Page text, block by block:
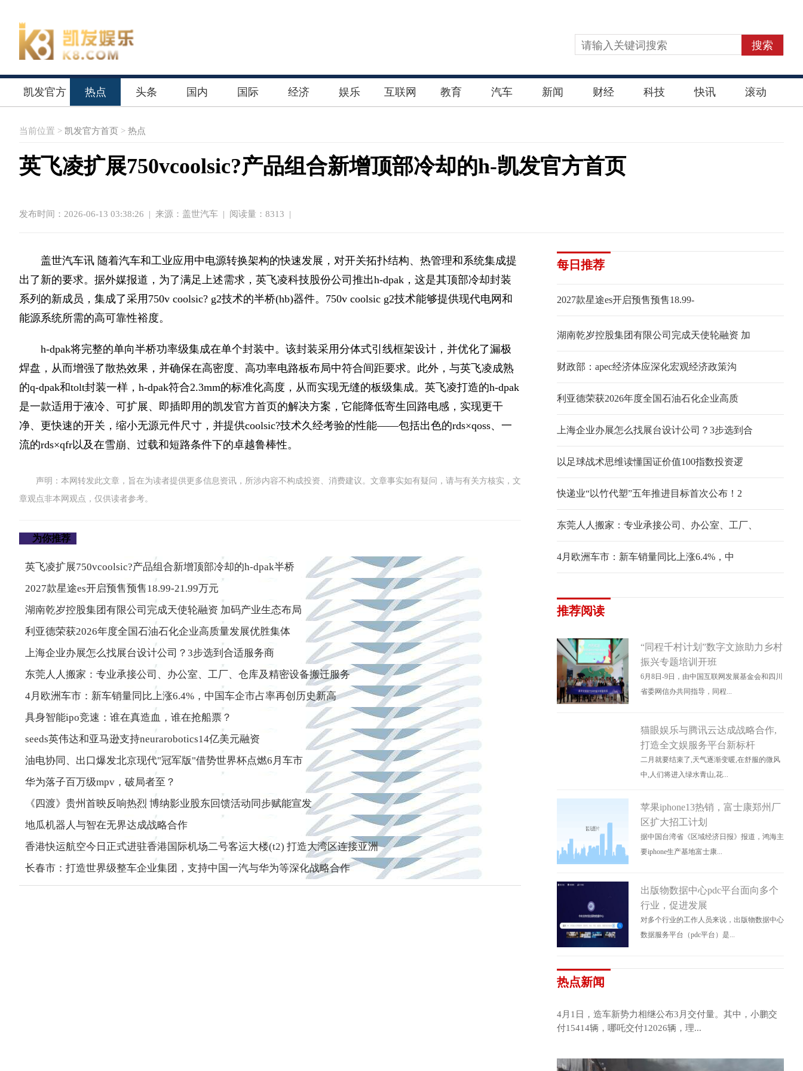
搜索
凯发官方 热点 头条 国内 国际 经济 娱乐 互联网 教育 汽车 新闻 财经 科技 快讯 滚动
当前位置 > 凯发官方首页 > 热点
英飞凌扩展750vcoolsic?产品组合新增顶部冷却的h-凯发官方首页
发布时间：2026-06-13 03:38:26 | 来源：盖世汽车 | 阅读量：8313 |
盖世汽车讯 随着汽车和工业应用中电源转换架构的快速发展，对开关拓扑结构、热管理和系统集成提
出了新的要求。据外媒报道，为了满足上述需求，英飞凌科技股份公司推出h-dpak，这是其顶部冷却封装
系列的新成员，集成了采用750v coolsic? g2技术的半桥(hb)器件。750v coolsic g2技术能够提供现代电网和
能源系统所需的高可靠性裕度。
h-dpak将完整的单向半桥功率级集成在单个封装中。该封装采用分体式引线框架设计，并优化了漏极
焊盘，从而增强了散热效果，并确保在高密度、高功率电路板布局中符合间距要求。此外，与英飞凌成熟
的q-dpak和tolt封装一样，h-dpak符合2.3mm的标准化高度，从而实现无缝的板级集成。英飞凌打造的h-dpak
是一款适用于液冷、可扩展、即插即用的凯发官方首页的解决方案，它能降低寄生回路电感，实现更干
净、更快速的开关，缩小无源元件尺寸，并提供coolsic?技术久经考验的性能——包括出色的rds×qoss、一
流的rds×qfr以及在雪崩、过载和短路条件下的卓越鲁棒性。
声明：本网转发此文章，旨在为读者提供更多信息资讯，所涉内容不构成投资、消费建议。文章事实如有疑问，请与有关方核实，文
章观点非本网观点，仅供读者参考。
为你推荐
英飞凌扩展750vcoolsic?产品组合新增顶部冷却的h-dpak半桥
2027款星途es开启预售预售18.99-21.99万元
湖南乾岁控股集团有限公司完成天使轮融资 加码产业生态布局
利亚德荣获2026年度全国石油石化企业高质量发展优胜集体
上海企业办展怎么找展台设计公司？3步选到合适服务商
东莞人人搬家：专业承接公司、办公室、工厂、仓库及精密设备搬迁服务
4月欧洲车市：新车销量同比上涨6.4%，中国车企市占率再创历史新高
具身智能ipo竞速：谁在真造血，谁在抢船票？
seeds英伟达和亚马逊支持neurarobotics14亿美元融资
油电协同、出口爆发北京现代"冠军版"借势世界杯点燃6月车市
华为落子百万级mpv，破局者至？
《四渡》贵州首映反响热烈 博纳影业股东回馈活动同步赋能宣发
地瓜机器人与智在无界达成战略合作
香港快运航空今日正式进驻香港国际机场二号客运大楼(t2) 打造大湾区连接亚洲
长春市：打造世界级整车企业集团，支持中国一汽与华为等深化战略合作
每日推荐
2027款星途es开启预售预售18.99-
湖南乾岁控股集团有限公司完成天使轮融资 加
财政部：apec经济体应深化宏观经济政策沟
利亚德荣获2026年度全国石油石化企业高质
上海企业办展怎么找展台设计公司？3步选到合
以足球战术思维读懂国证价值100指数投资逻
快递业“以竹代塑”五年推进目标首次公布！2
东莞人人搬家：专业承接公司、办公室、工厂、
4月欧洲车市：新车销量同比上涨6.4%，中
推荐阅读
“同程千村计划”数字文旅助力乡村
振兴专题培训开班
6月8日-9日，由中国互联网发展基金会和四川
省委网信办共同指导，同程...
猫眼娱乐与腾讯云达成战略合作,
打造全文娱服务平台新标杆
二月就要结束了,天气逐渐变暖,在舒服的微风
中,人们将进入绿水青山,花...
苹果iphone13热销，富士康郑州厂
区扩大招工计划
据中国台湾省《区域经济日报》报道，鸿海主
要iphone生产基地富士康...
出版物数据中心pdc平台面向多个
行业，促进发展
对多个行业的工作人员来说，出版物数据中心
数据服务平台（pdc平台）是...
热点新闻
4月1日，造车新势力相继公布3月交付量。其中，小鹏交
付15414辆，哪吒交付12026辆，理...